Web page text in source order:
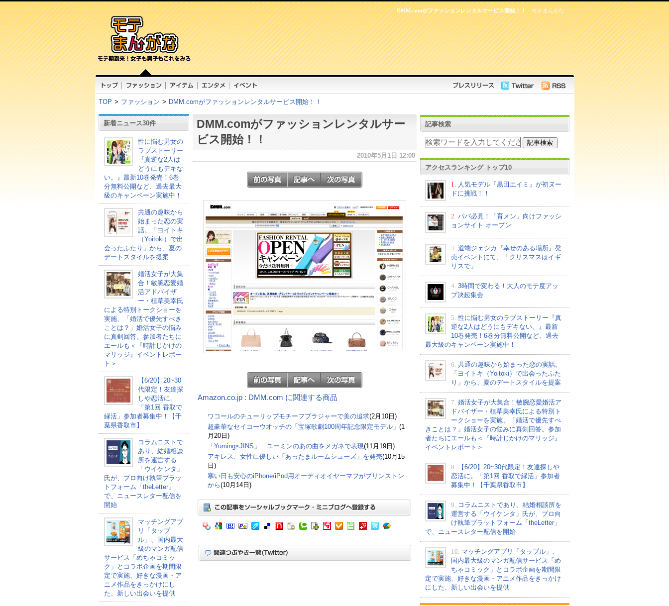
モテまんがな
DMM.comがファッションレンタルサービス開始！！
TOP > ファッション > DMM.comがファッションレンタルサービス開始！！
新着ニュース30件
性に悩む男女の
ラブストーリー
『真逆な2人は
どうにもデキな
い。』最新10巻発売！6巻
分無料公開など、過去最大
級のキャンペーン実施中！
共通の趣味から
始まった恋の実
話。「ヨイトキ
（Yoitoki）で出
会ったふたり」から、夏の
デートスタイルを提案
婚活女子が大集
合！敏腕恋愛婚
活アドバイザ
ー・植草美幸氏
による特別トークショーを
実施、「婚活で優先すべき
ことは？」婚活女子の悩み
に真剣回答。参加者たちに
エールも＜『時計じかけの
マリッジ』イベントレポー
ト＞
【6/20】20~30
代限定！友達探
しや恋活に。
「第1回 香取で
縁活」参加者募集中！【千
葉県香取市】
コラムニストで
あり、結婚相談
所を運営する
「ウイケンタ」
氏が、プロ向け執筆プラッ
トフォーム「theLetter」
で、ニュースレター配信を
開始
マッチングアプ
リ「タップ
ル」、国内最大
級のマンガ配信
サービス「めちゃコミッ
ク」とコラボ企画を期間限
定で実施、好きな漫画・ア
ニメ作品をきっかけにし
た、新しい出会いを提供
DMM.comがファッションレンタルサー
ビス開始！！
2010年5月1日 12:00
Amazon.co.jp : DMM.com に関連する商品
ワコールのチューリップモチーフブラジャーで美の追求(2月10日)
超豪華なセイコーウオッチの「宝塚歌劇100周年記念限定モデル」 (1
月20日)
「Yuming×JINS」 ユーミンのあの曲をメガネで表現(11月19日)
アキレス、女性に優しい「あったまルームシューズ」を発売(10月15
日)
寒い日も安心のiPhone/iPod用オーディオイヤーマフがプリンストン
から(10月14日)
記事検索
アクセスランキング トップ10
1.
人気モデル『黒田エイミ』が初ヌー
ドに挑戦！！
2. パパ必見！「育メン」向けファッシ
ョンサイト オープン
3. 道端ジェシカ『幸せのある場所』発
売イベントにて、「クリスマスはイギ
リスで」
4. 3時間で変わる！大人のモテ度アッ
プ決起集会
5. 性に悩む男女のラブストーリー『真
逆な2人はどうにもデキない。』最新
10巻発売！6巻分無料公開など、過去
最大級のキャンペーン実施中！
6. 共通の趣味から始まった恋の実話。
「ヨイトキ（Yoitoki）で出会ったふた
り」から、夏のデートスタイルを提案
7. 婚活女子が大集合！敏腕恋愛婚活ア
ドバイザー・植草美幸氏による特別ト
ークショーを実施、「婚活で優先すべ
きことは？」婚活女子の悩みに真剣回答。参加
者たちにエールも＜『時計じかけのマリッジ』
イベントレポート＞
8.
【6/20】20~30代限定！友達探しや
恋活に。「第1回 香取で縁活」参加者
募集中！【千葉県香取市】
9.
コラムニストであり、結婚相談所を
運営する「ウイケンタ」氏が、プロ向
け執筆プラットフォーム「theLetter」
で、ニュースレター配信を開始
10. マッチングアプリ「タップル」、
国内最大級のマンガ配信サービス「め
ちゃコミック」とコラボ企画を期間限
定で実施、好きな漫画・アニメ作品をきっかけ
にした、新しい出会いを提供